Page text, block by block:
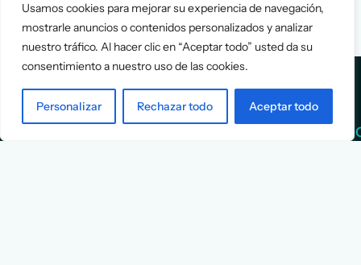
Usamos cookies para mejorar su experiencia de navegación,
mostrarle anuncios o contenidos personalizados y analizar
nuestro tráfico. Al hacer clic en “Aceptar todo” usted da su
consentimiento a nuestro uso de las cookies.
Personalizar Rechazar todo Aceptar todo